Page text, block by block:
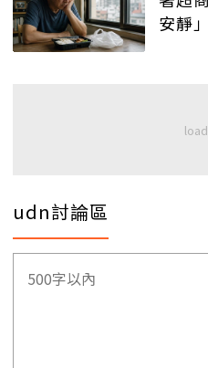
安靜」
udn討論區